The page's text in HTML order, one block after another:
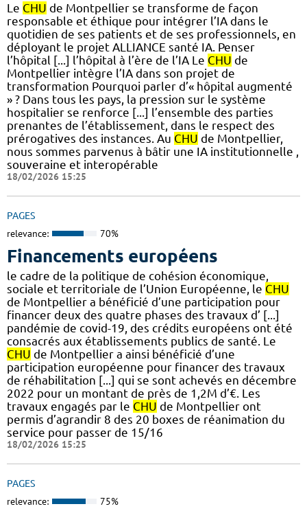
Le CHU de Montpellier se transforme de façon
responsable et éthique pour intégrer l’IA dans le
quotidien de ses patients et de ses professionnels, en
déployant le projet ALLIANCE santé IA. Penser
l’hôpital [...] l’hôpital à l’ère de l’IA Le CHU de
Montpellier intègre l’IA dans son projet de
transformation Pourquoi parler d’« hôpital augmenté
» ? Dans tous les pays, la pression sur le système
hospitalier se renforce [...] l’ensemble des parties
prenantes de l’établissement, dans le respect des
prérogatives des instances. Au CHU de Montpellier,
nous sommes parvenus à bâtir une IA institutionnelle ,
souveraine et interopérable
18/02/2026 15:25
PAGES
relevance: 70%
Financements européens
le cadre de la politique de cohésion économique,
sociale et territoriale de l’Union Européenne, le CHU
de Montpellier a bénéficié d’une participation pour
financer deux des quatre phases des travaux d’ [...]
pandémie de covid-19, des crédits européens ont été
consacrés aux établissements publics de santé. Le
CHU de Montpellier a ainsi bénéficié d’une
participation européenne pour financer des travaux
de réhabilitation [...] qui se sont achevés en décembre
2022 pour un montant de près de 1,2M d’€. Les
travaux engagés par le CHU de Montpellier ont
permis d’agrandir 8 des 20 boxes de réanimation du
service pour passer de 15/16
18/02/2026 15:25
PAGES
relevance: 75%